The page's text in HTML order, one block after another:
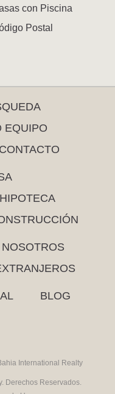
con Piscina
Postal
EQUIPO
CONTACTO
NOSOTROS
BLOG
International Realty
Derechos Reservados.